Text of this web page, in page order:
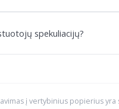
spekuliacijų?
į vertybinius popierius yra